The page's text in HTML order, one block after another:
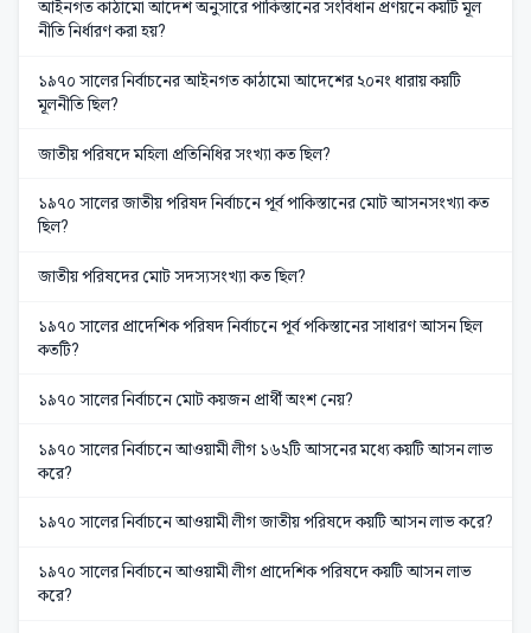
আইনগত কাঠামো আদেশ অনুসারে পাকিস্তানের সংবিধান প্রণয়নে কয়টি মূল
নীতি নির্ধারণ করা হয়?
১৯৭০ সালের নির্বাচনের আইনগত কাঠামো আদেশের ২০নং ধারায় কয়টি
মূলনীতি ছিল?
জাতীয় পরিষদে মহিলা প্রতিনিধির সংখ্যা কত ছিল?
১৯৭০ সালের জাতীয় পরিষদ নির্বাচনে পূর্ব পাকিস্তানের মোট আসনসংখ্যা কত
ছিল?
জাতীয় পরিষদের মোট সদস্যসংখ্যা কত ছিল?
১৯৭০ সালের প্রাদেশিক পরিষদ নির্বাচনে পূর্ব পকিস্তানের সাধারণ আসন ছিল
কতটি?
১৯৭০ সালের নির্বাচনে মোট কয়জন প্রার্থী অংশ নেয়?
১৯৭০ সালের নির্বাচনে আওয়ামী লীগ ১৬২টি আসনের মধ্যে কয়টি আসন লাভ
করে?
১৯৭০ সালের নির্বাচনে আওয়ামী লীগ জাতীয় পরিষদে কয়টি আসন লাভ করে?
১৯৭০ সালের নির্বাচনে আওয়ামী লীগ প্রাদেশিক পরিষদে কয়টি আসন লাভ
করে?